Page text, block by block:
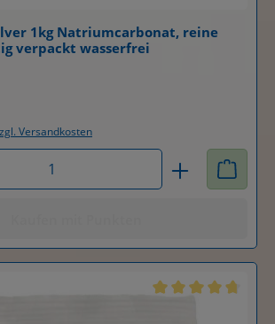
Details
1kg Natriumcarbonat, reine
verpackt wasserfrei
Versandkosten
Gib den gewünschten Wert